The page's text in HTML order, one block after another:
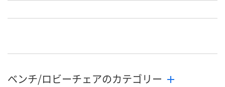
号
お届け日
お取り扱い終了しま
した
お取り扱い終了しま
した
ベンチ/ロビーチェアのカテゴリー